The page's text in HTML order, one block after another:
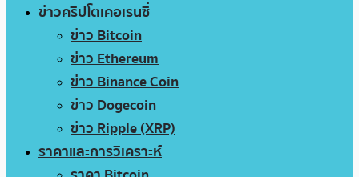
ข่าวคริปโตเคอเรนซี่
ข่าว Bitcoin
ข่าว Ethereum
ข่าว Binance Coin
ข่าว Dogecoin
ข่าว Ripple (XRP)
ราคาและการวิเคราะห์